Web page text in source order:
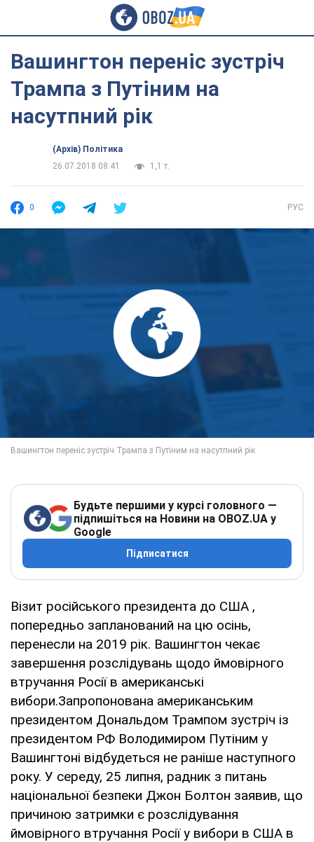
Вашингтон переніс зустріч
Трампа з Путіним на
насутпний рік
(Архів) Політика
26.07.2018 08:41
1,1 т.
0 РУС
Будьте першими у курсі головного —
підпишіться на Новини на OBOZ.UA у
Google
Підписатися
Візит російського президента до США ,
попередньо запланований на цю осінь,
перенесли на 2019 рік. Вашингтон чекає
завершення розслідувань щодо ймовірного
втручання Росії в американські
вибори.Запропонована американським
президентом Дональдом Трампом зустріч із
президентом РФ Володимиром Путіним у
Вашингтоні відбудеться не раніше наступного
року. У середу, 25 липня, радник з питань
національної безпеки Джон Болтон заявив, що
причиною затримки є розслідування
ймовірного втручання Росії у вибори в США в